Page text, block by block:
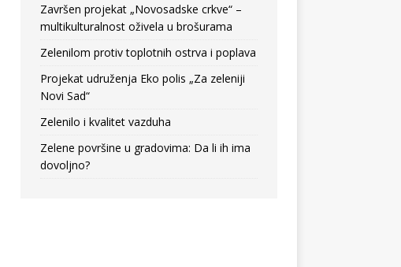
Završen projekat „Novosadske crkve“ –
multikulturalnost oživela u brošurama
Zelenilom protiv toplotnih ostrva i poplava
Projekat udruženja Eko polis „Za zeleniji
Novi Sad“
Zelenilo i kvalitet vazduha
Zelene površine u gradovima: Da li ih ima
dovoljno?